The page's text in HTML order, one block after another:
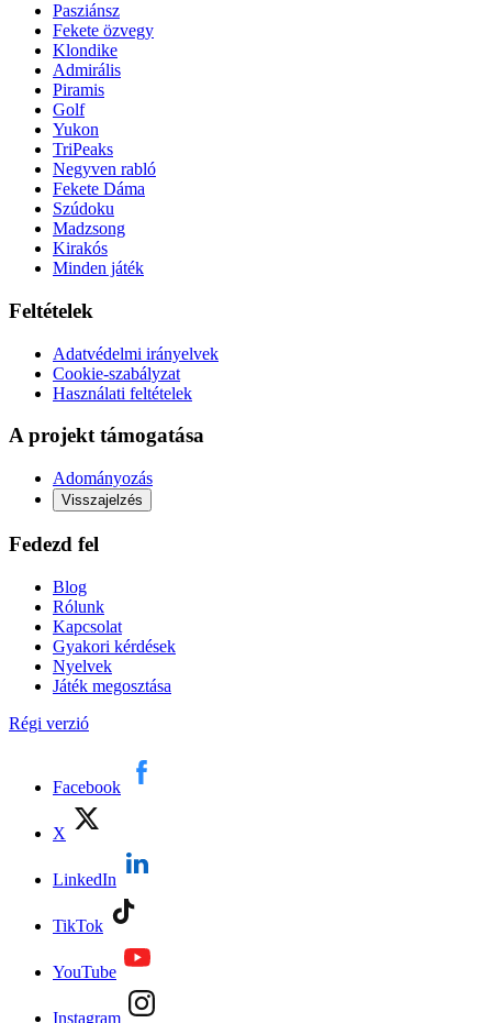
Pasziánsz
Fekete özvegy
Klondike
Admirális
Piramis
Golf
Yukon
TriPeaks
Negyven rabló
Fekete Dáma
Szúdoku
Madzsong
Kirakós
Minden játék
Feltételek
Adatvédelmi irányelvek
Cookie-szabályzat
Használati feltételek
A projekt támogatása
Adományozás
Visszajelzés
Fedezd fel
Blog
Rólunk
Kapcsolat
Gyakori kérdések
Nyelvek
Játék megosztása
Régi verzió
Facebook
X
LinkedIn
TikTok
YouTube
Instagram